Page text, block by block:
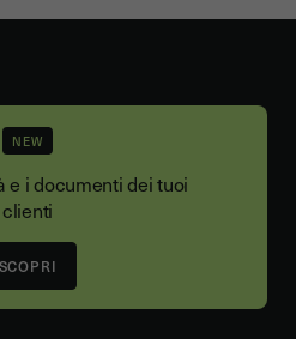
NEW
e i documenti dei tuoi
clienti
SCOPRI